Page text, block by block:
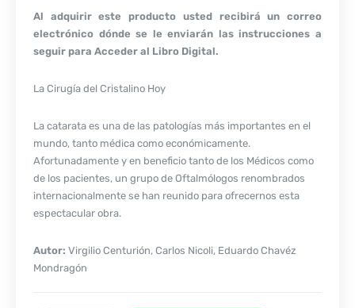
Al adquirir este producto usted recibirá un correo
electrónico dónde se le enviarán las instrucciones a
seguir para Acceder al Libro Digital.
La Cirugía del Cristalino Hoy
La catarata es una de las patologías más importantes en el
mundo, tanto médica como económicamente.
Afortunadamente y en beneficio tanto de los Médicos como
de los pacientes, un grupo de Oftalmólogos renombrados
internacionalmente se han reunido para ofrecernos esta
espectacular obra.
Autor: Virgilio Centurión, Carlos Nicoli, Eduardo Chavéz
Mondragón